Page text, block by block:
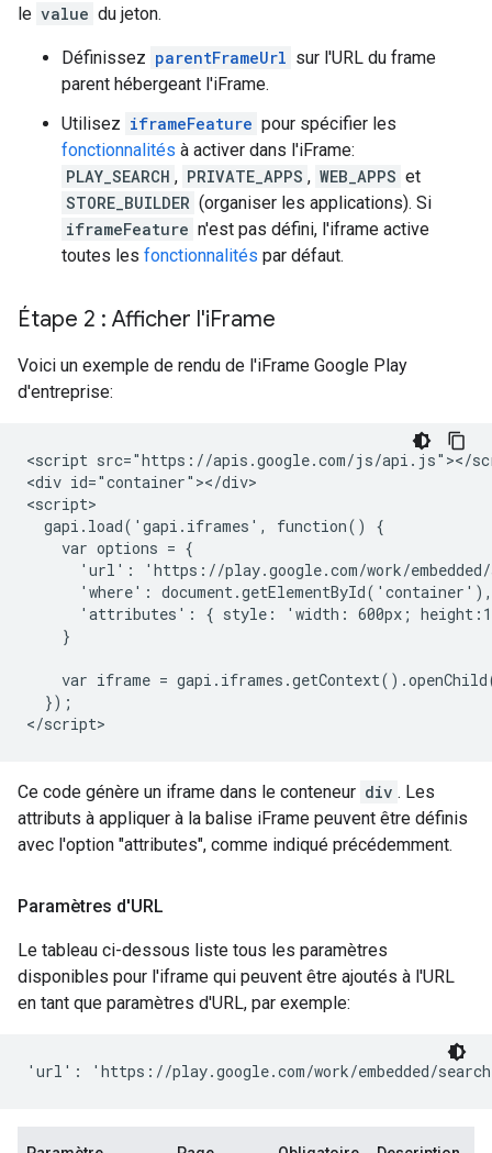
le value du jeton.
Définissez parentFrameUrl sur l'URL du frame
parent hébergeant l'iFrame.
Utilisez iframeFeature pour spécifier les
fonctionnalités à activer dans l'iFrame:
PLAY_SEARCH , PRIVATE_APPS , WEB_APPS et
STORE_BUILDER (organiser les applications). Si
iframeFeature n'est pas défini, l'iframe active
toutes les fonctionnalités par défaut.
Étape 2 : Afficher l'iFrame
Voici un exemple de rendu de l'iFrame Google Play
d'entreprise:
<script src="https://apis.google.com/js/api.js"></
<div id="container"></div>
<script>
  gapi.load('gapi.iframes', function() {
    var options = {
'url': 'https://play.google.com/work/
      'where': document.getElementById('container'),
'attributes': { style: 'width: 600px;
    }
var iframe =
  });
Ce code génère un iframe dans le conteneur div . Les
attributs à appliquer à la balise iFrame peuvent être définis
avec l'option "attributes", comme indiqué précédemment.
Paramètres d'URL
Le tableau ci-dessous liste tous les paramètres
disponibles pour l'iframe qui peuvent être ajoutés à l'URL
en tant que paramètres d'URL, par exemple: